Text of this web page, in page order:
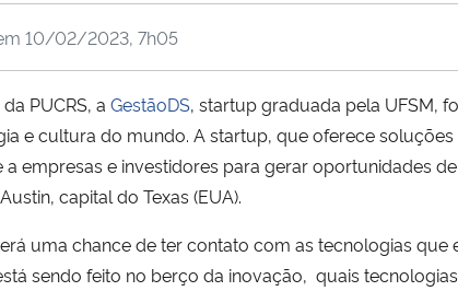
10/02/2023, 7h05
PUCRS, a GestãoDS, startup graduada pela UFSM,
e cultura do mundo. A startup, que oferece
empresas e investidores para gerar oportunidades
capital do Texas (EUA).
uma chance de ter contato com as tecnologias que
sendo feito no berço da inovação, quais